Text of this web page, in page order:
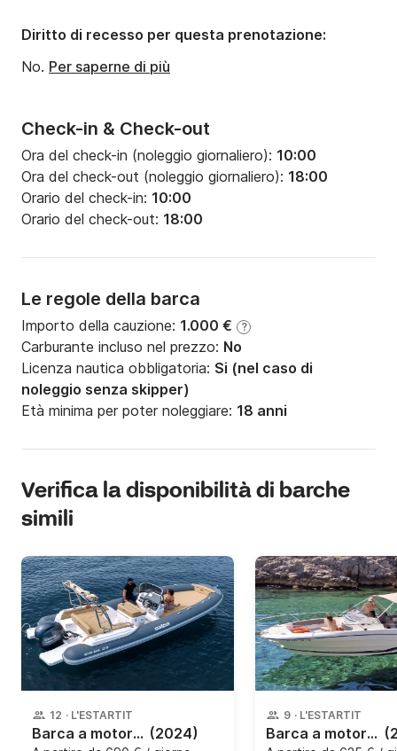
Check-in & Check-out
Ora del check-in (noleggio giornaliero): 10:00
Ora del check-out (noleggio giornaliero): 18:00
Orario del check-in: 10:00
Orario del check-out: 18:00
Le regole della barca
Importo della cauzione: 1.000 € ?
Carburante incluso nel prezzo: No
Licenza nautica obbligatoria: Si (nel caso di
noleggio senza skipper)
Età minima per poter noleggiare: 18 anni
Diritto di recesso per questa prenotazione:
No. Per saperne di più
Verifica la disponibilità di barche
simili
12 · L'ESTARTIT
Barca a motore Salpa Soleil 23 200CV (2024)
9 · L'ESTARTIT
Barca a motore Jeanneau Cap Camarat 7.5 Cc 225CV